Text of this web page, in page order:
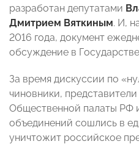
разработан депутатами
Дмитрием Вяткиным. И,
2016 года, документ
обсуждение в
За время дискуссии по
чиновники,
Общественной палаты РФ
объединений сошлись в
уничтожит российское